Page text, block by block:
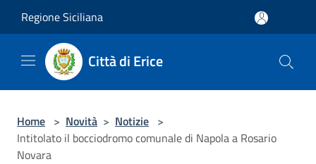
Regione Siciliana
Città di Erice
Home > Novità > Notizie >
Intitolato il bocciodromo comunale di Napola a Rosario
Novara